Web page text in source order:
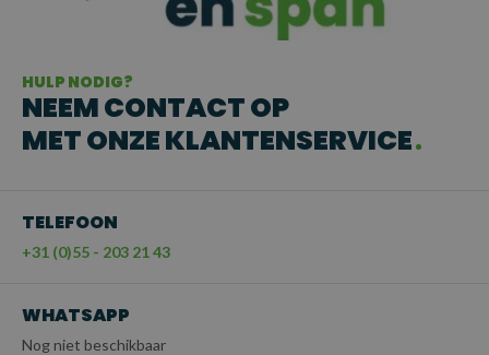
HULP NODIG?
NEEM CONTACT OP
MET ONZE KLANTENSERVICE
TELEFOON
+31 (0)55 - 203 21 43
WHATSAPP
Nog niet beschikbaar